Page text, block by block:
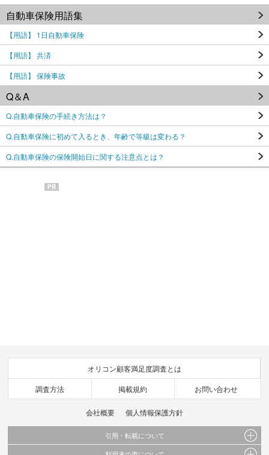
自動車保険用語集
【用語】 1日自動車保険
【用語】 共済
【用語】 保険事故
Q＆A
Q.自動車保険の手続き方法は？
Q.自動車保険に初めて入るとき、年齢で等級は変わる？
Q.自動車保険の保険開始日に関する注意点とは？
PR
オリコン顧客満足度調査とは
調査方法 掲載規約 お問い合わせ
会社概要 個人情報保護方針
引用・転載について